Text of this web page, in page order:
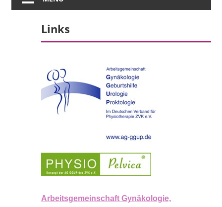
Links
Arbeitsgemeinschaft Gynäkologie,